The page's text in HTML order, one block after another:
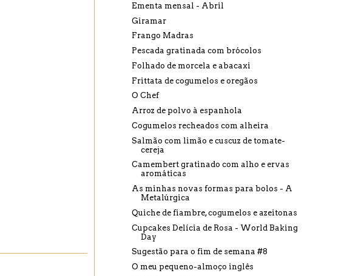
Ementa mensal - Abril
Giramar
Frango Madras
Pescada gratinada com brócolos
Folhado de morcela e abacaxi
Frittata de cogumelos e oregãos
O Chef
Arroz de polvo à espanhola
Cogumelos recheados com alheira
Salmão com limão e cuscuz de tomate-
cereja
Camembert gratinado com alho e ervas
aromáticas
As minhas novas formas para bolos - A
Metalúrgica
Quiche de fiambre, cogumelos e azeitonas
Cupcakes Delícia de Rosa - World Baking
Day
Sugestão para o fim de semana #8
O meu pequeno-almoço inglês